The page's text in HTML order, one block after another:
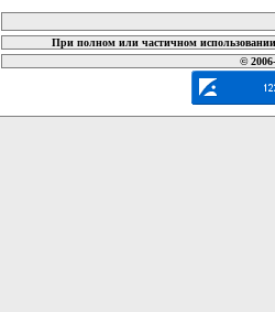
При полном или частичном
©